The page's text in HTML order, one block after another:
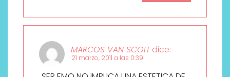
MARCOS VAN SCOIT dice:
21 marzo, 2011 a las 0:39